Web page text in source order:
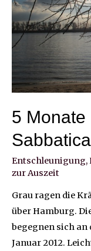
5
Entschleunigung,
zur Auszeit
Grau ragen die
über Hamburg.
begegnen sich an
Januar 2012.